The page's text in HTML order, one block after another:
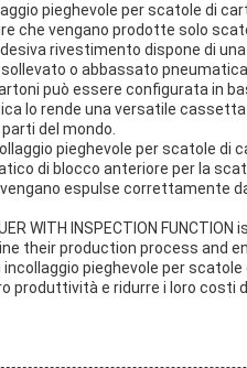
pieghevole per scatole di
che vengano prodotte solo
rivestimento dispone di
o abbassato
può essere configurata in
lo rende una versatile
del mondo.
pieghevole per scatole di
di blocco anteriore per la
espulse correttamente
WITH INSPECTION
their production process and
pieghevole per
produttività e ridurre i loro costi